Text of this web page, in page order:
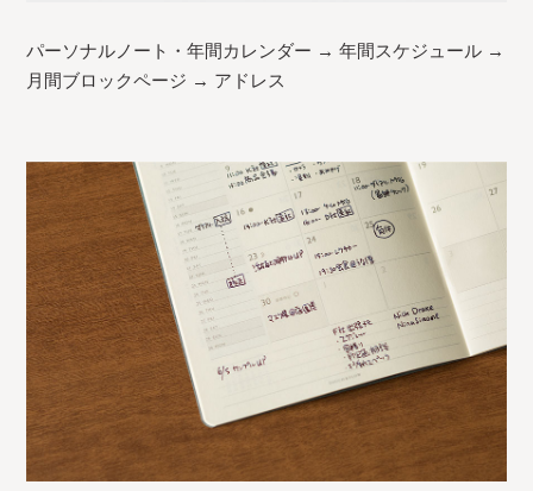
パーソナルノート・年間カレンダー → 年間スケジュール →
月間ブロックページ → アドレス